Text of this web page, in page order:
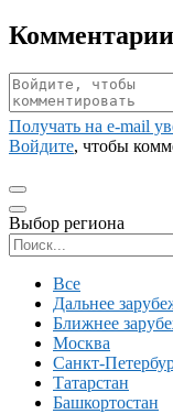
Получать на e‑mail
Войдите, чтобы
Выбор региона
Все
Дальнее
Ближнее
Москва
Санкт-
Татарстан
Башкортостан